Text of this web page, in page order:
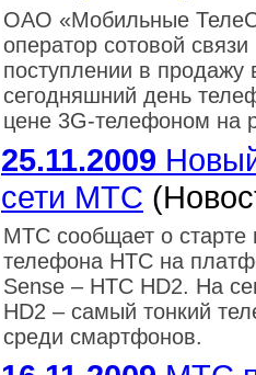
ОАО «Мобильные
оператор сотовой
поступлении в
сегодняшний день
цене 3G-телефоном на
25.11.2009
сети МТС
МТС сообщает о старте
телефона HTC на
Sense – HTC HD2. На
HD2 – самый тонкий
среди смартфонов.